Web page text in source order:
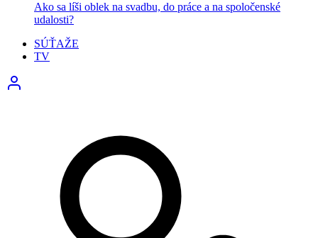
Ako sa líši oblek na svadbu, do práce a na spoločenské
udalosti?
SÚŤAŽE
TV